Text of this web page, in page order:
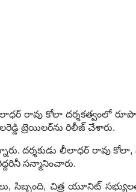
రావు కోలా దర్శకత్వంలో
ట్రెయిలర్‌ను రిలీజ్ చేశారు.
దర్శకుడు లీలాధర్
సన్మానించారు.
సిబ్బంది, చిత్ర యూనిట్